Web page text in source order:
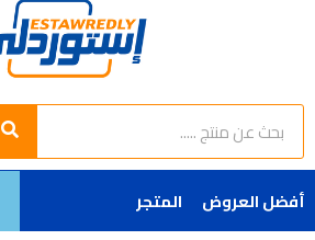
Search
أفضل العروض المتجر